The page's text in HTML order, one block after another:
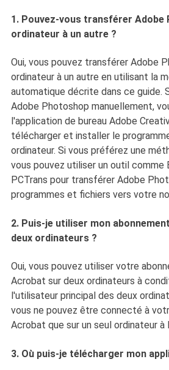
1. Pouvez-vous transférer Adobe
ordinateur à un autre ?
Oui, vous pouvez transférer Adobe
ordinateur à un autre en utilisant la
automatique décrite dans ce guide.
Adobe Photoshop manuellement,
l'application de bureau Adobe
télécharger et installer le
ordinateur. Si vous préférez une
vous pouvez utiliser un outil comme
PCTrans pour transférer Adobe
programmes et fichiers vers votre
2. Puis-je utiliser mon
deux ordinateurs ?
Oui, vous pouvez utiliser votre
Acrobat sur deux ordinateurs à
l'utilisateur principal des deux
vous ne pouvez être connecté à
Acrobat que sur un seul ordinateur à
3. Où puis-je télécharger mon